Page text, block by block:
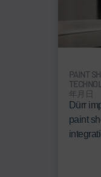
PAINT
年月日
Dürr
paint